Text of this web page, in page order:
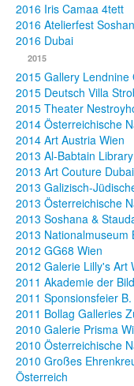
2016 Iris Camaa 4tett
2016 Atelierfest
2016 Dubai
2015
2015 Gallery Lendnine
2015 Deutsch Villa
2015 Theater
2014 Österreichische
2014 Art Austria Wien
2013 Al-Babtain
2013 Art Couture Dubai
2013 Galizisch-
2013 Österreichische
2013 Soshana &
2013 Nationalmuseum
2012 GG68 Wien
2012 Galerie Lilly's Art
2011 Akademie der
2011 Sponsionsfeier
2011 Bollag Galleries
2010 Galerie Prisma
2010 Österreichische
2010 Großes
Österreich